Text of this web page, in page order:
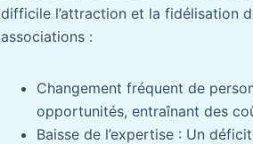
difficile l’attraction et la fidélisation
associations :
Changement fréquent de
opportunités, entraînant des
Baisse de l’expertise : Un